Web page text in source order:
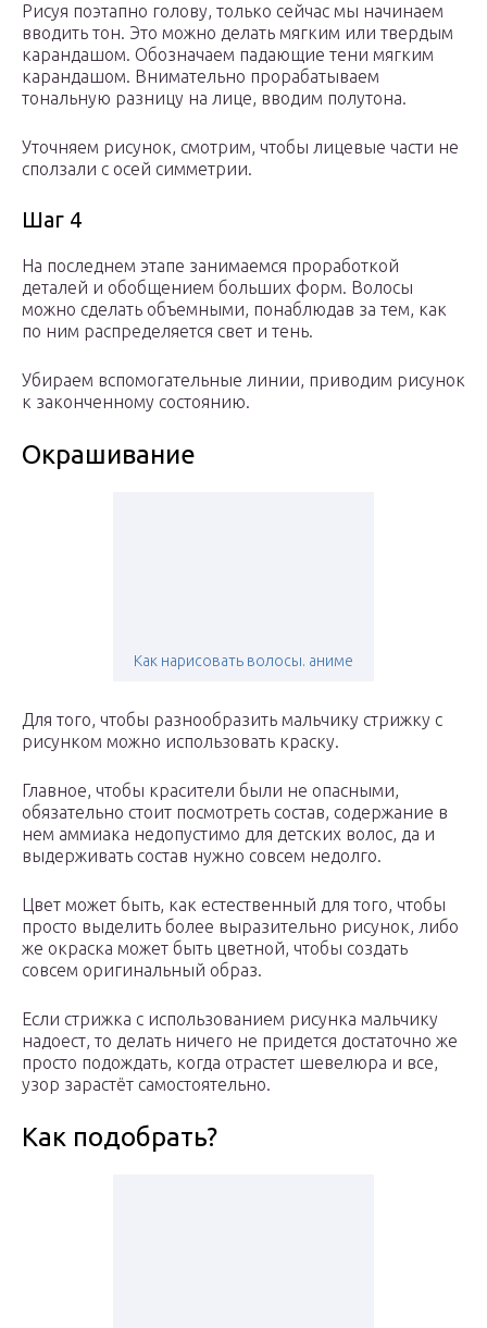
Рисуя поэтапно голову, только сейчас мы начинаем
вводить тон. Это можно делать мягким или твердым
карандашом. Обозначаем падающие тени мягким
карандашом. Внимательно прорабатываем
тональную разницу на лице, вводим полутона.
Уточняем рисунок, смотрим, чтобы лицевые части не
сползали с осей симметрии.
Шаг 4
На последнем этапе занимаемся проработкой
деталей и обобщением больших форм. Волосы
можно сделать объемными, понаблюдав за тем, как
по ним распределяется свет и тень.
Убираем вспомогательные линии, приводим рисунок
к законченному состоянию.
Окрашивание
Как нарисовать волосы. аниме
Для того, чтобы разнообразить мальчику стрижку с
рисунком можно использовать краску.
Главное, чтобы красители были не опасными,
обязательно стоит посмотреть состав, содержание в
нем аммиака недопустимо для детских волос, да и
выдерживать состав нужно совсем недолго.
Цвет может быть, как естественный для того, чтобы
просто выделить более выразительно рисунок, либо
же окраска может быть цветной, чтобы создать
совсем оригинальный образ.
Если стрижка с использованием рисунка мальчику
надоест, то делать ничего не придется достаточно же
просто подождать, когда отрастет шевелюра и все,
узор зарастёт самостоятельно.
Как подобрать?